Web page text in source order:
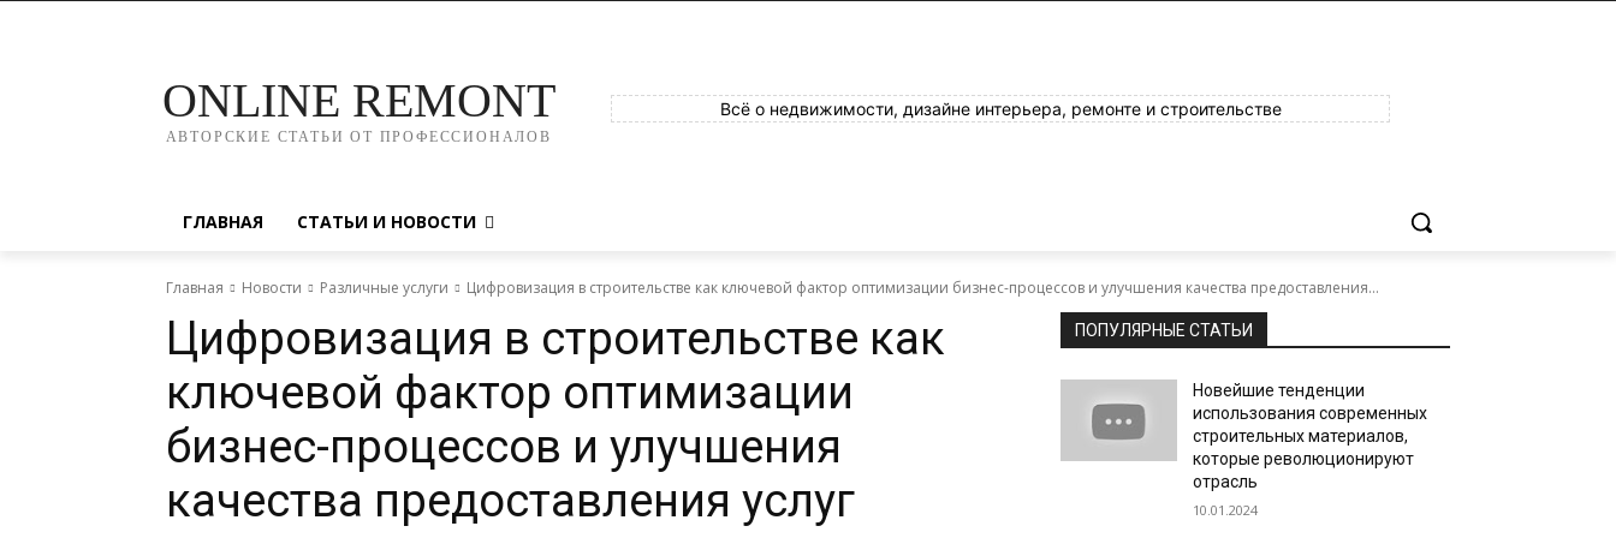
ONLINE REMONT
АВТОРСКИЕ СТАТЬИ ОТ ПРОФЕССИОНАЛОВ
Всё о недвижимости, дизайне интерьера, ремонте и строительстве
ГЛАВНАЯ СТАТЬИ И НОВОСТИ
Главная Новости Различные услуги Цифровизация в строительстве как ключевой фактор оптимизации бизнес-процессов и улучшения качества предоставления...
Цифровизация в строительстве как
ключевой фактор оптимизации
бизнес-процессов и улучшения
качества предоставления услуг
ПОПУЛЯРНЫЕ СТАТЬИ
Новейшие тенденции
использования современных
строительных материалов,
которые революционируют
отрасль
10.01.2024